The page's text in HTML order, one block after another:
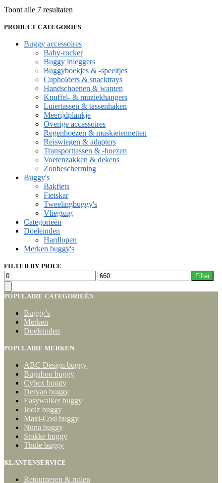
Toont alle 7 resultaten
PRODUCT CATEGORIES
Buggy accessoires
Baby-rocker
Buggy inleggers
Buggyboekjes & -speeltjes
Cupholders & snacktrays
Handschoenen & wanten
Knuffel- & muziekhangers
Luiertassen & tassenhaken
Meerijdplankje
Overige accessoires
Regenhoezen & muskietennetten
Reiswiegen & adapters
Transporttassen & -hoezen
Voetenzakken & dekens
Zonbescherming
Buggy's
Bakfiets
Fietskar
Tweelingbuggy's
Vliegtuig
Categorieën
Doeleinden
Hardlopen
Merken buggy's
FILTER BY PRICE
Min.
prijs
Max.
prijs
Filter
POPULAIRE CATEGORIEËN
Buggy’s
Merken
Doeleinden
POPULAIRE MERKEN
ABC Design buggy
Bugaboo buggy
Cybex buggy
Deryan buggy
Easywalker buggy
Joolz buggy
Maxi-Cosi buggy
Nuna buggy
Stokke buggy
Thule buggy
KLANTENSERVICE
Retourneren & ruilen